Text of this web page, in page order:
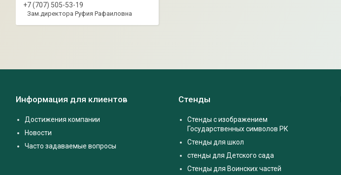
+7 (707) 505-53-19
Зам.директора Руфия Рафаиловна
Информация для клиентов
Достижения компании
Новости
Часто задаваемые вопросы
Стенды
Стенды с изображением
Государственных символов РК
Стенды для школ
стенды для Детского сада
Стенды для Воинских частей